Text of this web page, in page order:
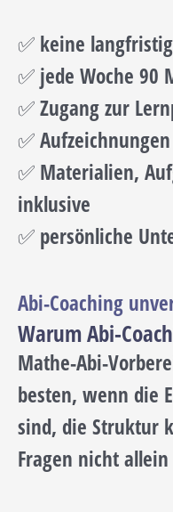
✅ keine
✅ jede Woche 90
✅ Zugang zur
✅
✅ Materialien,
inklusive
✅ persönliche
Abi-Coaching
Warum Abi-
Mathe-Abi-
besten, wenn die
sind, die Struktur
Fragen nicht